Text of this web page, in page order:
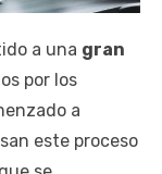
a una gran
por los
a
este proceso